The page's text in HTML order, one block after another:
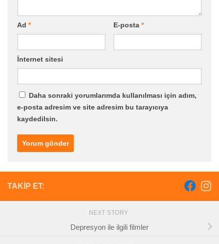
Ad * E-posta *
İnternet sitesi
Daha sonraki yorumlarımda kullanılması için adım,
e-posta adresim ve site adresim bu tarayıcıya
kaydedilsin.
TAKIP ET:
NEXT STORY
Depresyon ile ilgili filmler